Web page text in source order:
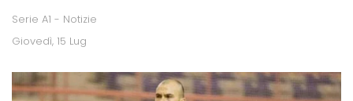
Serie A1 - Notizie
Giovedì, 15 Lug